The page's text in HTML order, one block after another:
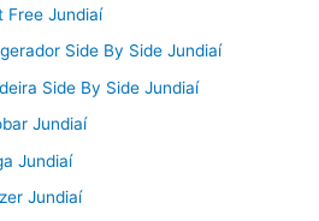
Free Jundiaí
Side By Side Jundiaí
Side By Side Jundiaí
Jundiaí
Jundiaí
Jundiaí